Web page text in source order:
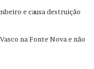
e causa destruição
na Fonte Nova e não